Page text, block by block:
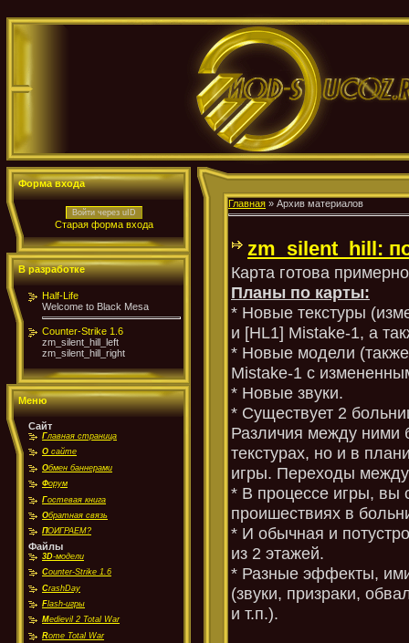
Форма входа
Войти через uID
Старая форма входа
В разработке
Half-Life
Welcome to Black Mesa
Counter-Strike 1.6
zm_silent_hill_left
zm_silent_hill_right
Меню
Сайт
Главная страница
О сайте
Обмен баннерами
Форум
Гостевая книга
Обратная связь
ПОИГРАЕМ?
Файлы
3D-модели
Counter-Strike 1.6
CrashDay
Flash-игры
Medievil 2 Total War
Rome Total War
Главная » Архив материалов
zm_silent_hill:
Карта готова
Планы по карты:
* Новые текстуры
и [HL1] Mistake-1, а
* Новые модели
Mistake-1 с
* Новые звуки.
* Существует 2
Различия между ними
текстурах, но и в
игры. Переходы
* В процессе игры, вы
проишествиях в
* И обычная и
из 2 этажей.
* Разные эффекты,
(звуки, призраки,
и т.п.).